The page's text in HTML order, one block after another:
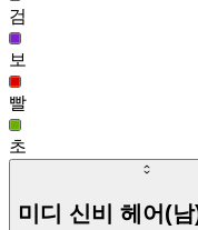
검
보
빨
초
미디 신비 헤어(남